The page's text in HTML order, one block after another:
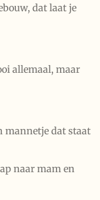
dat laat je
allemaal, maar
mannetje dat staat
naar mam en